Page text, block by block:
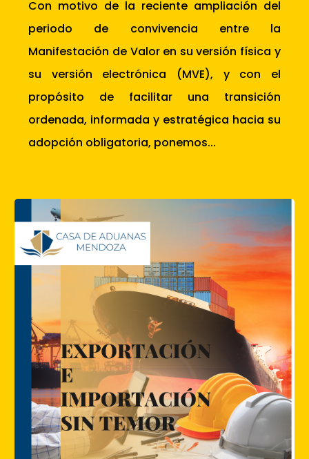
Con motivo de la reciente ampliación del
periodo de convivencia entre la
Manifestación de Valor en su versión física y
su versión electrónica (MVE), y con el
propósito de facilitar una transición
ordenada, informada y estratégica hacia su
adopción obligatoria, ponemos...